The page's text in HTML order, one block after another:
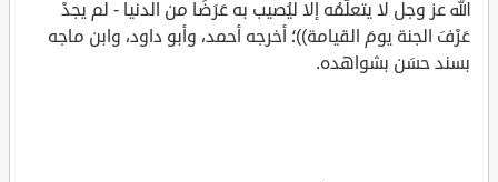
الله عز وجل لا يتعلَّمُه إلا ليُصيب به عَرَضًا من الدنيا - لم يجدْ
عَرْفَ الجنة يومَ القيامة))؛ أخرجه أحمد، وأبو داود، وابن ماجه
بسند حسَن بشواهده.